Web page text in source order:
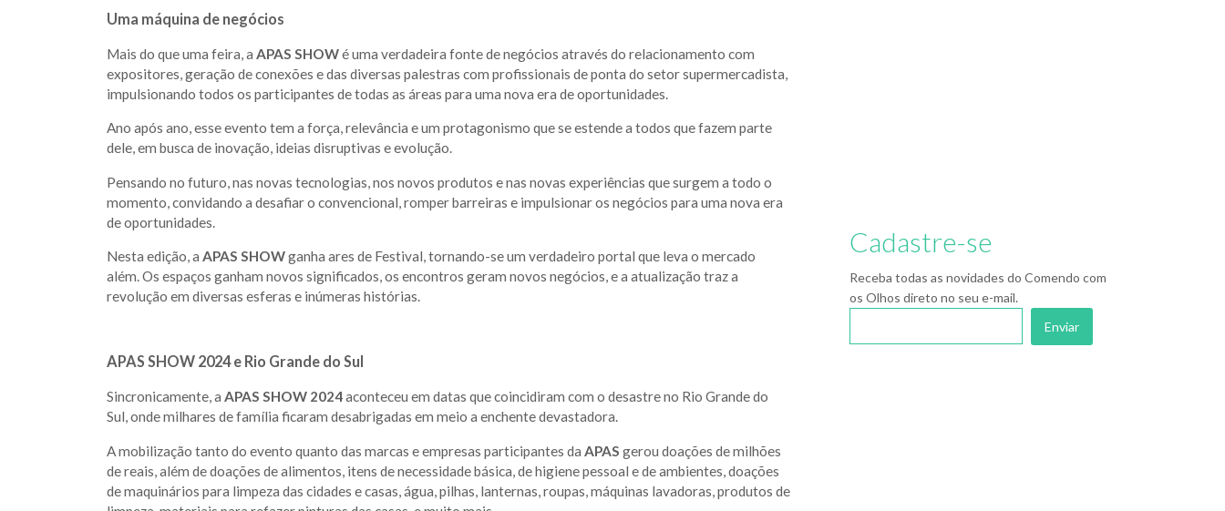
Uma máquina de negócios
Mais do que uma feira, a APAS SHOWé uma verdadeira fonte de negócios através do relacionamento com
expositores, geração de conexões e das diversas palestras com profissionais de ponta do setor supermercadista,
impulsionando todos os participantes de todas as áreas para uma nova era de oportunidades.
Ano após ano, esse evento tem a força, relevância e um protagonismo que se estende a todos que fazem parte
dele, em busca de inovação, ideias disruptivas e evolução.
Pensando no futuro, nas novas tecnologias, nos novos produtos e nas novas experiências que surgem a todo o
momento, convidando a desafiar o convencional, romper barreiras e impulsionar os negócios para uma nova era
de oportunidades.
Nesta edição, a APAS SHOWganha ares de Festival, tornando-se um verdadeiro portal que leva o mercado
além. Os espaços ganham novos significados, os encontros geram novos negócios, e a atualização traz a
revolução em diversas esferas e inúmeras histórias.
APAS SHOW 2024 e Rio Grande do Sul
Sincronicamente, a APAS SHOW 2024aconteceu em datas que coincidiram com o desastre no Rio Grande do
Sul, onde milhares de família ficaram desabrigadas em meio a enchente devastadora.
A mobilização tanto do evento quanto das marcas e empresas participantes da APAS gerou doações de milhões
de reais, além de doações de alimentos, itens de necessidade básica, de higiene pessoal e de ambientes, doações
de maquinários para limpeza das cidades e casas, água, pilhas, lanternas, roupas, máquinas lavadoras, produtos de
Cadastre-se
Receba todas as novidades do Comendo com
os Olhos direto no seu e-mail.